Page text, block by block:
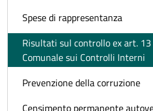
Spese di rappresentanza
Risultati sul controllo ex art.
Comunale sui Controlli Interni
Prevenzione della corruzione
Censimento permanente